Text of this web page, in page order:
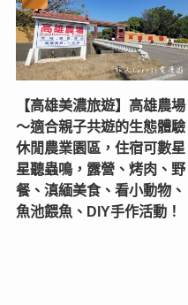
【高雄美濃旅遊】高雄農場
〜適合親子共遊的生態體驗
休閒農業園區，住宿可數星
星聽蟲鳴，露營、烤肉、野
餐、滇緬美食、看小動物、
魚池餵魚、DIY手作活動！